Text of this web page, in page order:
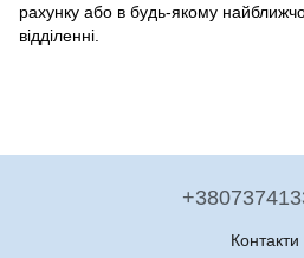
рахунку або в будь-якому
відділенні.
Контакти